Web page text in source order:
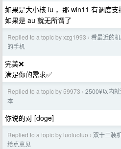
如果是大小核 iu ，那 win11 有调度支
如果是 au 就无所谓了
Replied to a topic by xzg1993 › 看最近的
的手机
完美❌
满足你的需求✅
Replied to a topic by 59973 › 2500¥以内
本
你说的对 [doge]
Replied to a topic by luoluoluo › 双十二装
给点意见